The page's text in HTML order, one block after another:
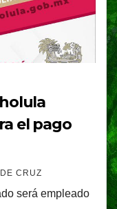
el pago
CRUZ
será empleado